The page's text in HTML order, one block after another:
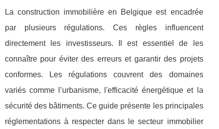
La construction immobilière en Belgique est encadrée
par plusieurs régulations. Ces règles influencent
directement les investisseurs. Il est essentiel de les
connaître pour éviter des erreurs et garantir des projets
conformes. Les régulations couvrent des domaines
variés comme l’urbanisme, l'efficacité énergétique et la
sécurité des bâtiments. Ce guide présente les principales
réglementations à respecter dans le secteur immobilier